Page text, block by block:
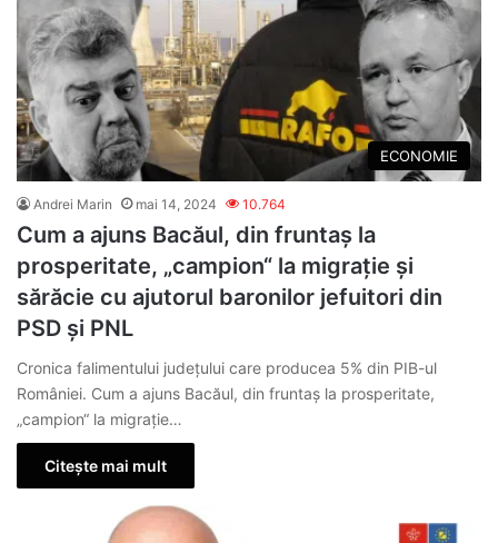
ECONOMIE
Andrei Marin mai 14, 2024 10.764
Cum a ajuns Bacăul, din fruntaş la
prosperitate, „campion“ la migraţie şi
sărăcie cu ajutorul baronilor jefuitori din
PSD și PNL
Cronica falimentului judeţului care producea 5% din PIB-ul
României. Cum a ajuns Bacăul, din fruntaş la prosperitate,
„campion“ la migraţie…
Citește mai mult